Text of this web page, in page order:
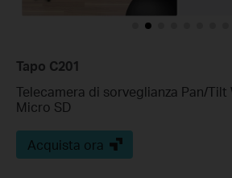
Tapo C201
Telecamera di sorveglianza Pan/
Micro SD
Acquista ora